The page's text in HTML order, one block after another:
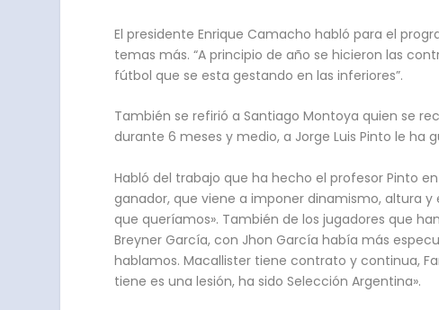
El presidente Enrique Camacho habló para el
temas más. “A principio de año se hicieron las
fútbol que se esta gestando en las inferiores”.
También se refirió a Santiago Montoya quien se
durante 6 meses y medio, a Jorge Luis Pinto le ha
Habló del trabajo que ha hecho el profesor Pinto
ganador, que viene a imponer dinamismo, altura
que queríamos». También de los jugadores que
Breyner García, con Jhon García había más
hablamos. Macallister tiene contrato y continua,
tiene es una lesión, ha sido Selección Argentina».